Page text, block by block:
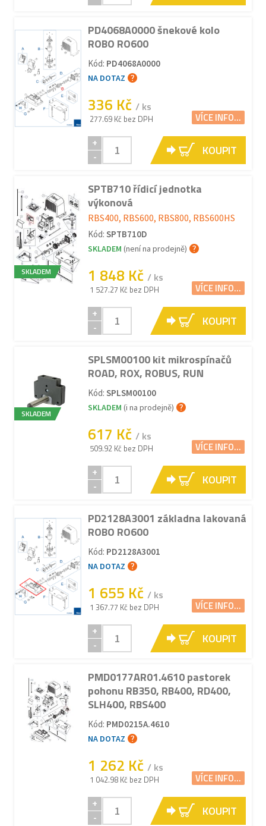
PD4068A0000 šnekové kolo
ROBO RO600
Kód: PD4068A0000
NA DOTAZ
336 Kč / ks
277.69 Kč bez DPH VÍCE INFO...
+
-
KOUPIT
SKLADEM
SPTB710 řídicí jednotka
výkonová
RBS400, RBS600, RBS800, RBS600HS
Kód: SPTB710D
SKLADEM (není na prodejně)
1 848 Kč / ks
1 527.27 Kč bez DPH VÍCE INFO...
+
-
KOUPIT
SKLADEM
SPLSM00100 kit mikrospínačů
ROAD, ROX, ROBUS, RUN
Kód: SPLSM00100
SKLADEM (i na prodejně)
617 Kč / ks
509.92 Kč bez DPH VÍCE INFO...
+
-
KOUPIT
PD2128A3001 základna lakovaná
ROBO RO600
Kód: PD2128A3001
NA DOTAZ
1 655 Kč / ks
1 367.77 Kč bez DPH VÍCE INFO...
+
-
KOUPIT
PMD0177AR01.4610 pastorek
pohonu RB350, RB400, RD400,
SLH400, RBS400
Kód: PMD0215A.4610
NA DOTAZ
1 262 Kč / ks
1 042.98 Kč bez DPH VÍCE INFO...
+
-
KOUPIT